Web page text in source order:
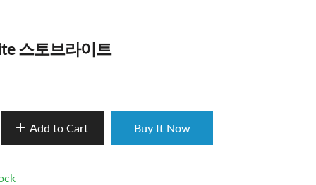
스토브라이트
Add to Cart Buy It Now